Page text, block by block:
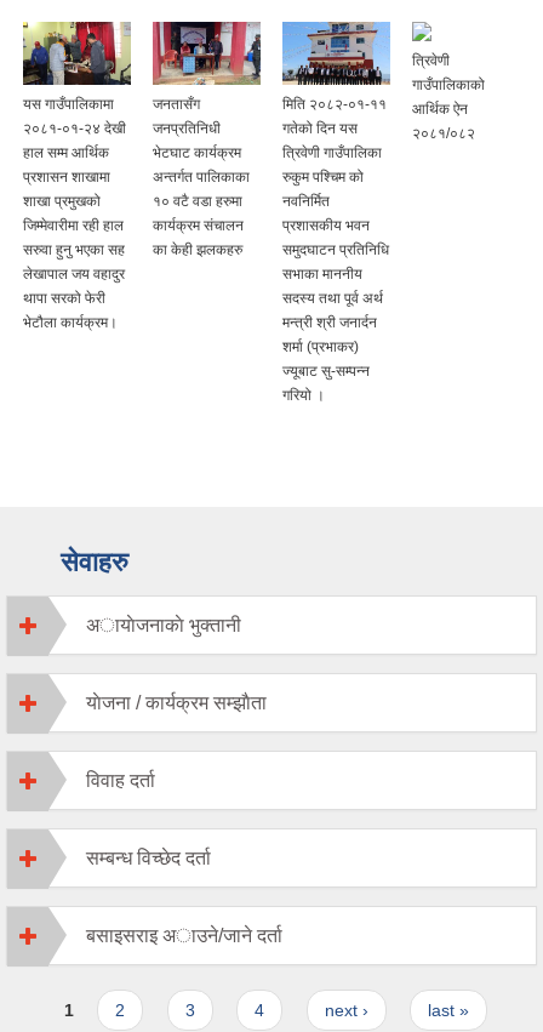
यस गाउँपालिकामा
२०८१-०१-२४ देखी
हाल सम्म आर्थिक
प्रशासन शाखामा
शाखा प्रमुखको
जिम्मेवारीमा रही हाल
सरुवा हुनु भएका सह
लेखापाल जय वहादुर
थापा सरको फेरी
भेटौला कार्यक्रम।
जनतासँग
जनप्रतिनिधी
भेटघाट कार्यक्रम
अन्तर्गत पालिकाका
१० वटै वडा हरुमा
कार्यक्रम संचालन
का केही झलकहरु
मिति २०८२-०१-११
गतेको दिन यस
त्रिवेणी गाउँपालिका
रुकुम पश्चिम को
नवनिर्मित
प्रशासकीय भवन
समुदघाटन प्रतिनिधि
सभाका माननीय
सदस्य तथा पूर्व अर्थ
मन्त्री श्री जनार्दन
शर्मा (प्रभाकर)
ज्यूबाट सु-सम्पन्न
गरियो ।
त्रिवेणी
गाउँपालिकाको
आर्थिक ऐन
२०८१/०८२
सेवाहरु
अायाेजनाकाे भुक्तानी
याेजना / कार्यक्रम सम्झाैता
विवाह दर्ता
सम्बन्ध विच्छेद दर्ता
बसाइसराइ अाउने/जाने दर्ता
Pages
1 2 3 4 next › last »